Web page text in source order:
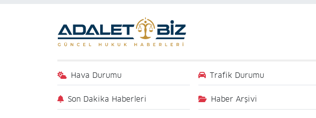
Hava Durumu Trafik Durumu
Son Dakika Haberleri Haber Arşivi